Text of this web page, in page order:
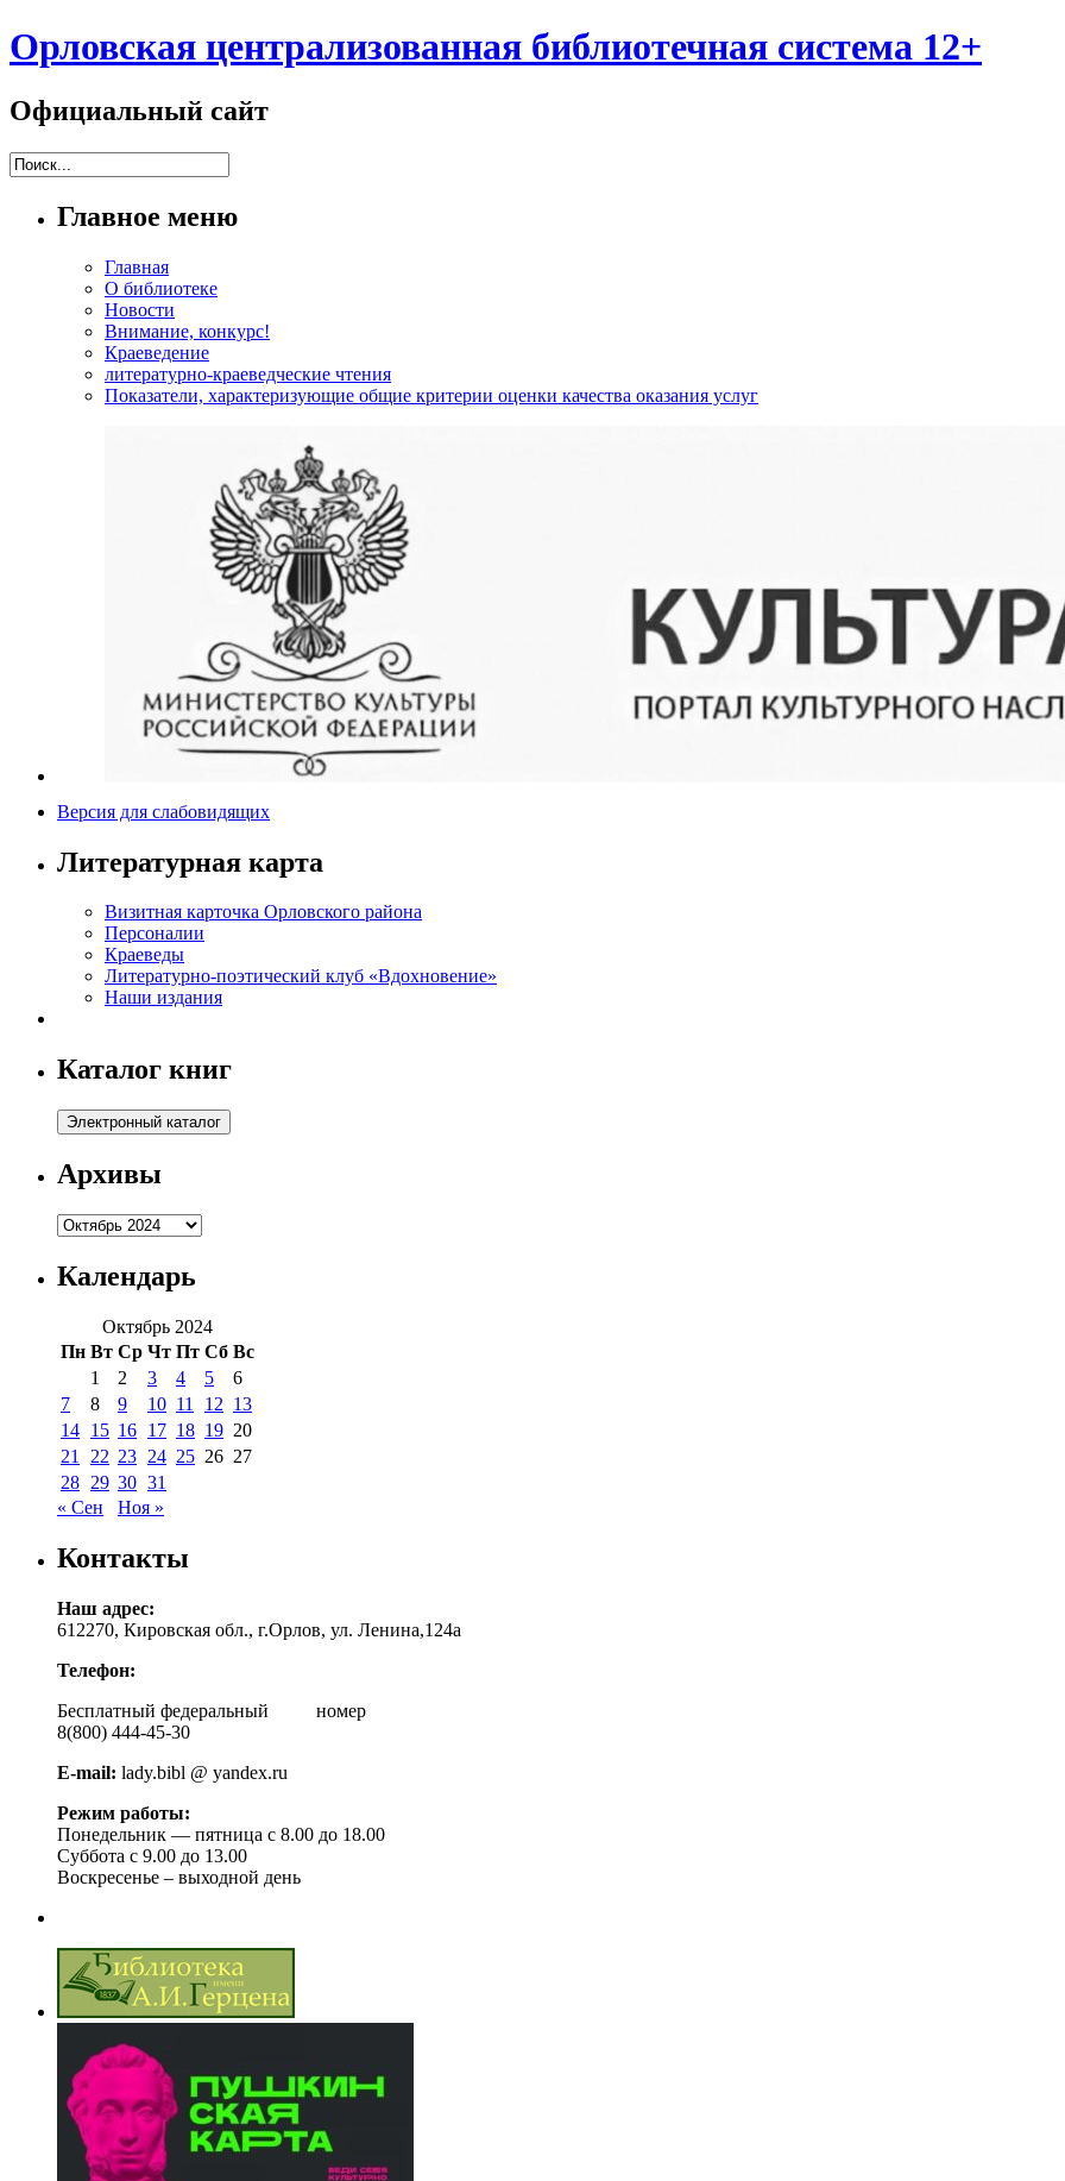
Орловская централизованная библиотечная система 12+
Официальный сайт
Главное меню
Главная
О библиотеке
Новости
Внимание, конкурс!
Краеведение
литературно-краеведческие чтения
Показатели, характеризующие общие критерии оценки качества оказания услуг
Версия для слабовидящих
Литературная карта
Визитная карточка Орловского района
Персоналии
Краеведы
Литературно-поэтический клуб «Вдохновение»
Наши издания
Каталог книг
Архивы
Архивы
Календарь
Октябрь 2024
Пн Вт Ср Чт Пт Сб Вс
1
2 3 4 5
6
7
8 9 10 11 12 13
14 15 16 17 18 19 20
21
22 23 24 25 26 27
28 29 30 31
« Сен
Ноя »
Контакты
Наш адрес:
612270, Кировская обл., г.Орлов, ул. Ленина,124а
Телефон:
Бесплатный федеральный номер
8(800) 444-45-30
E-mail: lady.bibl @ yandex.ru
Режим работы:
Понедельник — пятница с 8.00 до 18.00
Суббота с 9.00 до 13.00
Воскресенье – выходной день